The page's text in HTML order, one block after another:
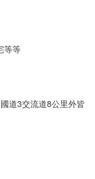
等等
道3交流道8公里外皆